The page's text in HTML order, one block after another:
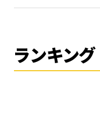
ランキング